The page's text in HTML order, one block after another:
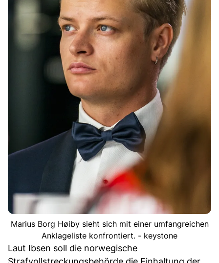
Marius Borg Høiby sieht sich mit einer umfangreichen
Anklageliste konfrontiert. - keystone
Laut Ibsen soll die norwegische